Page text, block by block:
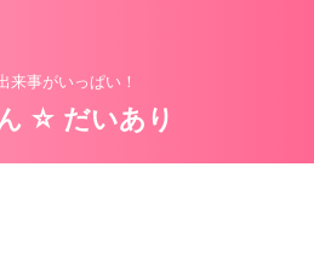
来事がいっぱい！
☆ だいあり